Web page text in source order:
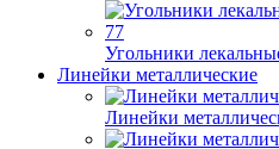
Угольники
Линейки металлические
Линейки